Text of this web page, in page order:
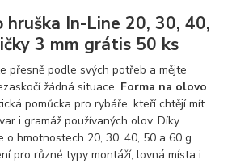
hruška In-Line 20, 30, 40,
3 mm grátis 50 ks
přesně podle svých potřeb a mějte
žádná situace. Forma na olovo
pomůcka pro rybáře, kteří chtějí mít
i gramáž používaných olov. Díky
o hmotnostech 20, 30, 40, 50 a 60 g
pro různé typy montáží, lovná místa i